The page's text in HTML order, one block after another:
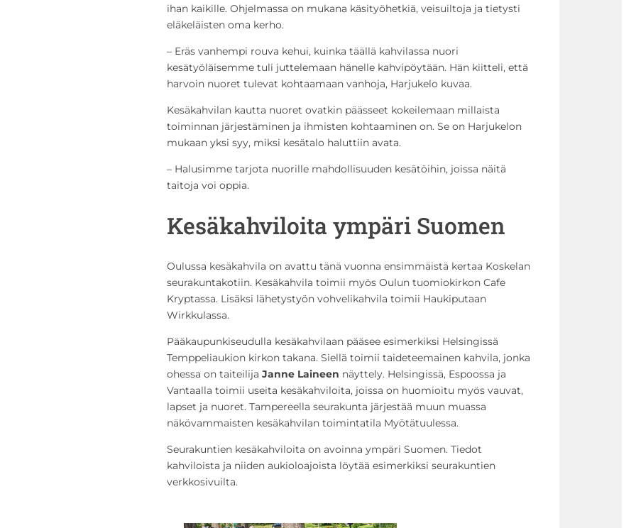
ihan kaikille. Ohjelmassa on mukana käsityöhetkiä, veisuiltoja ja tietysti
eläkeläisten oma kerho.
– Eräs vanhempi rouva kehui, kuinka täällä kahvilassa nuori
kesätyöläisemme tuli juttelemaan hänelle kahvipöytään. Hän kiitteli, että
harvoin nuoret tulevat kohtaamaan vanhoja, Harjukelo kuvaa.
Kesäkahvilan kautta nuoret ovatkin päässeet kokeilemaan millaista
toiminnan järjestäminen ja ihmisten kohtaaminen on. Se on Harjukelon
mukaan yksi syy, miksi kesätalo haluttiin avata.
– Halusimme tarjota nuorille mahdollisuuden kesätöihin, joissa näitä
taitoja voi oppia.
Kesäkahviloita ympäri Suomen
Oulussa kesäkahvila on avattu tänä vuonna ensimmäistä kertaa Koskelan
seurakuntakotiin. Kesäkahvila toimii myös Oulun tuomiokirkon Cafe
Kryptassa. Lisäksi lähetystyön vohvelikahvila toimii Haukiputaan
Wirkkulassa.
Pääkaupunkiseudulla kesäkahvilaan pääsee esimerkiksi Helsingissä
Temppeliaukion kirkon takana. Siellä toimii taideteemainen kahvila, jonka
ohessa on taiteilija Janne Laineen näyttely. Helsingissä, Espoossa ja
Vantaalla toimii useita kesäkahviloita, joissa on huomioitu myös vauvat,
lapset ja nuoret. Tampereella seurakunta järjestää muun muassa
näkövammaisten kesäkahvilan toimintatila Myötätuulessa.
Seurakuntien kesäkahviloita on avoinna ympäri Suomen. Tiedot
kahviloista ja niiden aukioloajoista löytää esimerkiksi seurakuntien
verkkosivuilta.